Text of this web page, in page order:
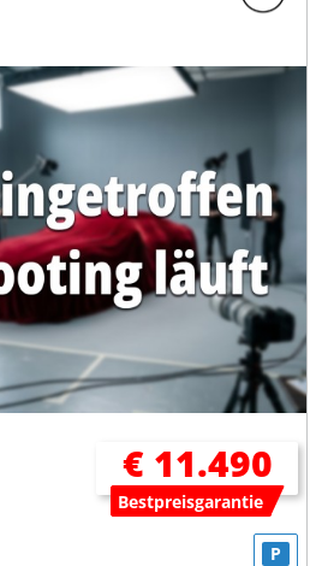
€ 11.490
Bestpreisgarantie
P